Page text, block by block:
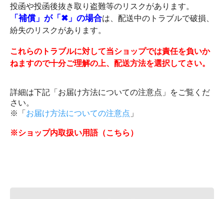
投函や投函後抜き取り盗難等のリスクがあります。
「補償」が「✖」の場合は、配送中のトラブルで破損、
紛失のリスクがあります。
これらのトラブルに対して当ショップでは責任を負いか
ねますので十分ご理解の上、配送方法を選択してさい。
詳細は下記「お届け方法についての注意点」をご覧くだ
さい。
※「 お届け方法についての注意点 」
※ショップ内取扱い用語（こちら）